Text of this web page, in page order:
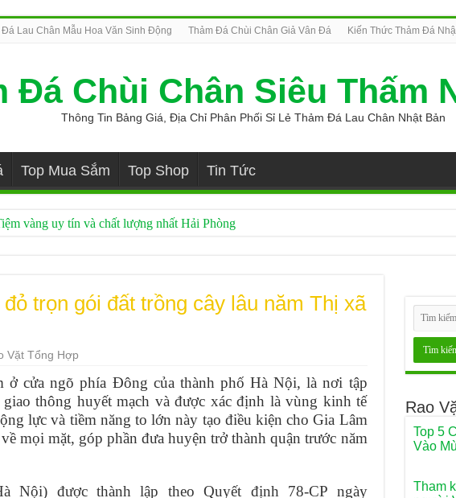
Đá Lau Chân Mẫu Hoa Văn Sinh Động Thảm Đá Chùi Chân Giả Vân Đá Kiến Thức Thảm Đá
Đá Chùi Chân Siêu Thấm
Thông Tin Bảng Giá, Địa Chỉ Phân Phối Sỉ Lẻ Thảm Đá Lau Chân Nhật Bản
Top Mua Sắm Top Shop Tin Tức
vàng uy tín và chất lượng nhất Hải Phòng
phẩm máy lọc nước 3 vòi tốt được tin dùng
thảm đá diatomite chính hãng
thảm đá chùi chân loại tốt
thảm đá hút nước loại tốt
Bác Sĩ Đẹp, Đúng Chuẩn Được Sử Dụng Nhiều Hiện Nay
trọn gói đất trồng cây lâu năm Thị xã
Vặt Tổng Hợp
ở cửa ngõ phía Đông của thành phố Hà Nội, là nơi tập
thông huyết mạch và được xác định là vùng kinh tế
lực và tiềm năng to lớn này tạo điều kiện cho Gia Lâm
mọi mặt, góp phần đưa huyện trở thành quận trước năm
Nội) được thành lập theo Quyết định 78-CP ngày
Rao
Top 5
Vào
Tham